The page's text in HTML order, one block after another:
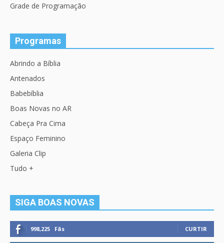
Grade de Programação
Programas
Abrindo a Bíblia
Antenados
Babebíblia
Boas Novas no AR
Cabeça Pra Cima
Espaço Feminino
Galeria Clip
Tudo +
SIGA BOAS NOVAS
998,225 Fãs CURTIR